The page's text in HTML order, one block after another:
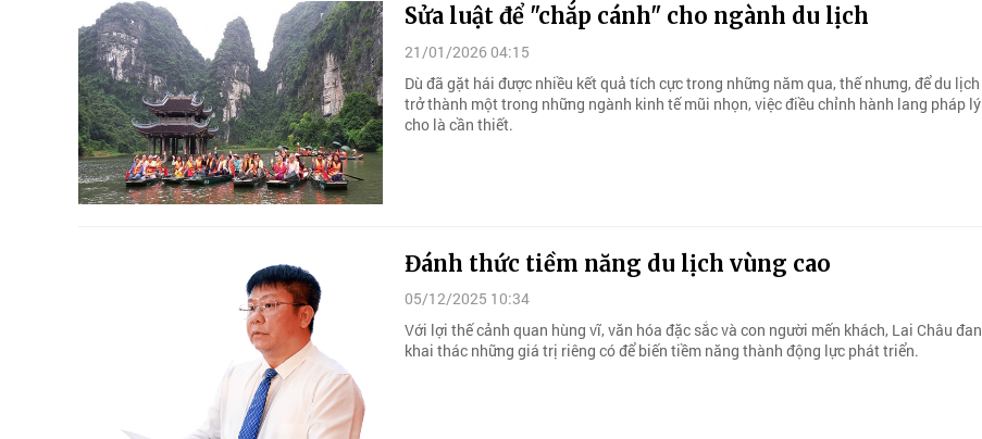
Sửa luật để "chắp cánh" cho ngành du lịch
21/01/2026 04:15
Dù đã gặt hái được nhiều kết quả tích cực trong những năm qua, thế nhưng, để du
trở thành một trong những ngành kinh tế mũi nhọn, việc điều chỉnh hành lang pháp
cho là cần thiết.
Đánh thức tiềm năng du lịch vùng cao
05/12/2025 10:34
Với lợi thế cảnh quan hùng vĩ, văn hóa đặc sắc và con người mến khách, Lai Châu
khai thác những giá trị riêng có để biến tiềm năng thành động lực phát triển.